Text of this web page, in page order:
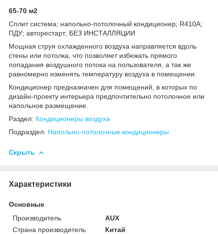
65-70 м2
Сплит система; напольно-потолочный кондиционер; R410А;
ПДУ; авторестарт; БЕЗ ИНСТАЛЛЯЦИИ
Мощная струя охлажденного воздуха направляется вдоль
стены или потолка, что позволяет избежать прямого
попадания воздушного потока на пользователя, а так же
равномерно изменять температуру воздуха в помещении.
Кондиционер предназначен для помещений, в которых по
дизайн-проекту интерьера предпочтительно потолочное или
напольное размещение.
Раздел: Кондиционеры воздуха
Подраздел: Напольно-потолочные кондиционеры
Скрыть
Характеристики
Основные
Производитель
AUX
Страна производитель
Китай